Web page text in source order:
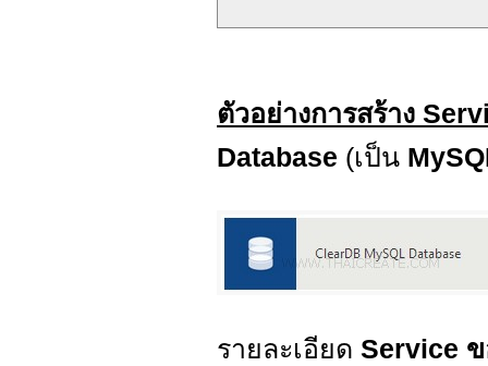
ตัวอย่างการสร้าง
Database (เป็น
รายละเอียด Service ข